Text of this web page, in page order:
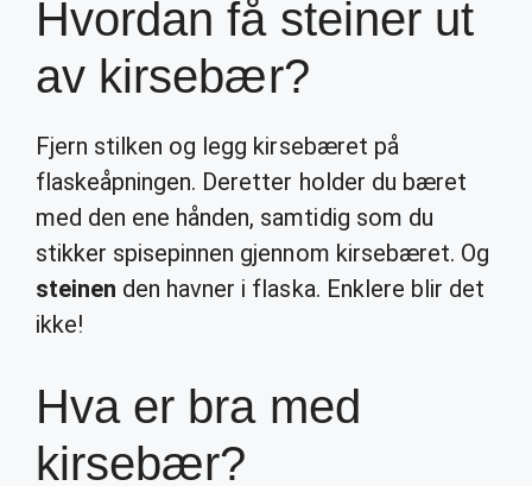
Hvordan få steiner ut
av kirsebær?
Fjern stilken og legg kirsebæret på
flaskeåpningen. Deretter holder du bæret
med den ene hånden, samtidig som du
stikker spisepinnen gjennom kirsebæret. Og
steinen den havner i flaska. Enklere blir det
ikke!
Hva er bra med
kirsebær?